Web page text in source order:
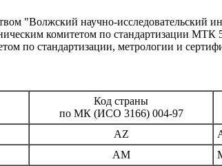
научно-исследовательский
комитетом по стандартизации МТК
стандартизации, метрологии и
Код страны
по МК (ИСО 3166) 004-97
AZ
AM